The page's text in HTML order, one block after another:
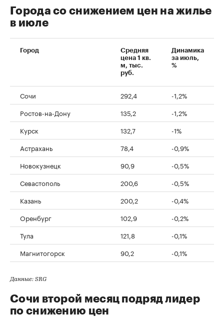
Города со снижением цен на жилье
в июле
Город
Средняя
цена 1 кв.
м, тыс.
руб.
Динамика
за июль,
%
Сочи 292,4
-1,2%
Ростов-на-Дону
135,2
-1,2%
Курск
132,7
-1%
Астрахань
78,4
-0,9%
Новокузнецк
90,9
-0,5%
Севастополь
200,6
-0,5%
Казань
200,2
-0,4%
Оренбург
102,9
-0,2%
Тула
121,8
-0,1%
Магнитогорск
90,2 -0,1%
Данные: SRG
Сочи второй месяц подряд лидер
по снижению цен